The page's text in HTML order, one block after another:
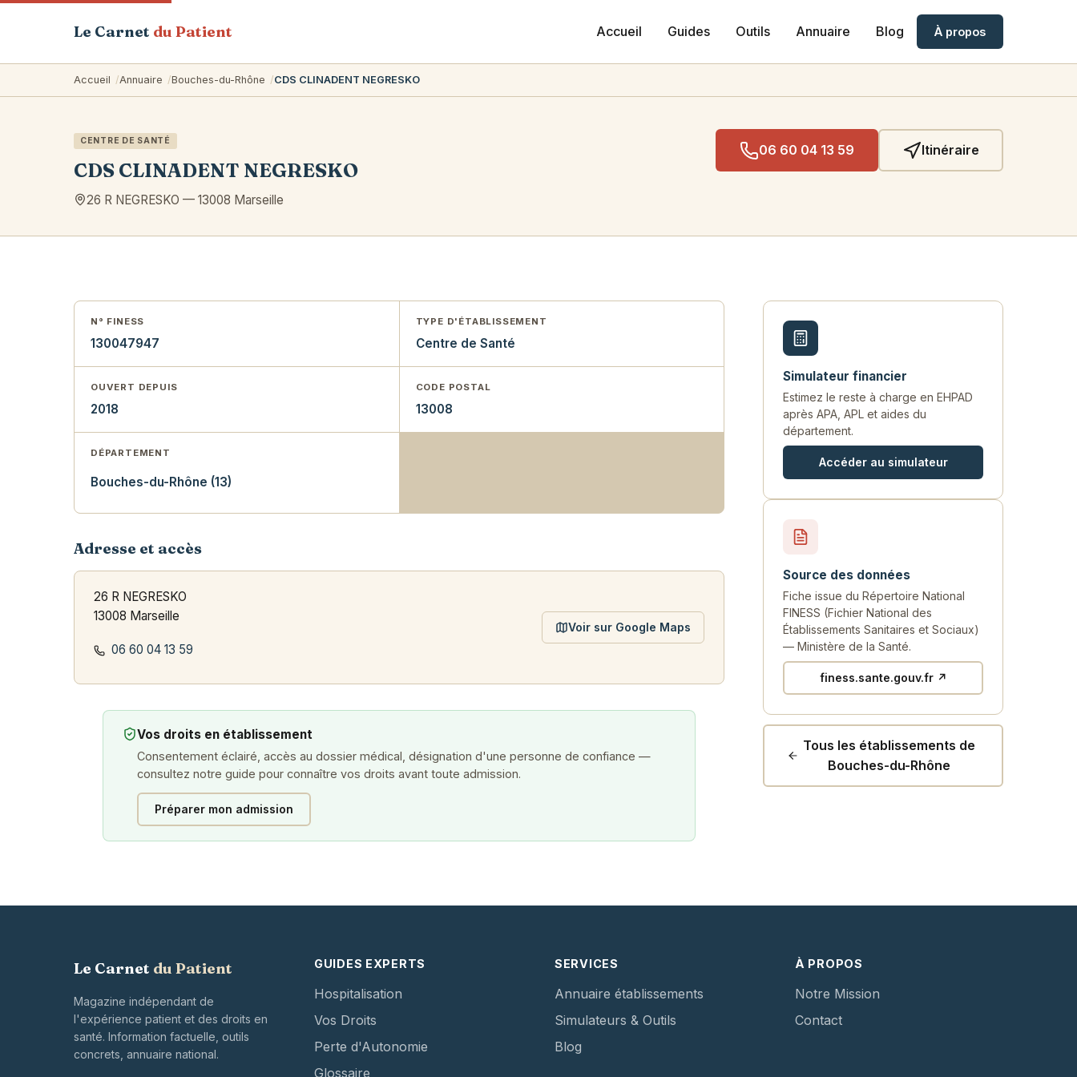
Le Carnet du Patient Accueil Guides Outils Annuaire Blog À propos
Accueil Annuaire Bouches-du-Rhône CDS CLINADENT NEGRESKO
CENTRE DE SANTÉ
CDS CLINADENT NEGRESKO
26 R NEGRESKO — 13008 Marseille
06 60 04 13 59 Itinéraire
N° FINESS
130047947
TYPE D'ÉTABLISSEMENT
Centre de Santé
OUVERT DEPUIS
2018
CODE POSTAL
13008
DÉPARTEMENT
Bouches-du-Rhône (13)
Adresse et accès
26 R NEGRESKO
13008 Marseille
06 60 04 13 59
Voir sur Google Maps
Vos droits en établissement
Consentement éclairé, accès au dossier médical, désignation d'une personne de confiance —
consultez notre guide pour connaître vos droits avant toute admission.
Préparer mon admission
Simulateur financier
Estimez le reste à charge en EHPAD
après APA, APL et aides du
département.
Accéder au simulateur
Source des données
Fiche issue du Répertoire National
FINESS (Fichier National des
Établissements Sanitaires et Sociaux)
— Ministère de la Santé.
finess.sante.gouv.fr ↗
Tous les établissements de
Bouches-du-Rhône
Le Carnet du Patient
Magazine indépendant de
l'expérience patient et des droits en
santé. Information factuelle, outils
concrets, annuaire national.
GUIDES EXPERTS
Hospitalisation
Vos Droits
Perte d'Autonomie
Glossaire
SERVICES
Annuaire établissements
Simulateurs & Outils
Blog
À PROPOS
Notre Mission
Contact